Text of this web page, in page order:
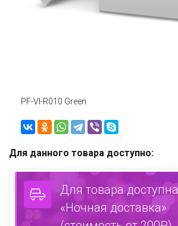
PF-VI-R010 Green
Для данного товара доступно:
Для товара доступна
«Ночная доставка»